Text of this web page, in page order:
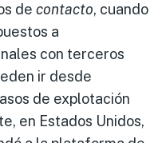
de contacto, cuando
a
con terceros
ir desde
de explotación
en Estados Unidos,